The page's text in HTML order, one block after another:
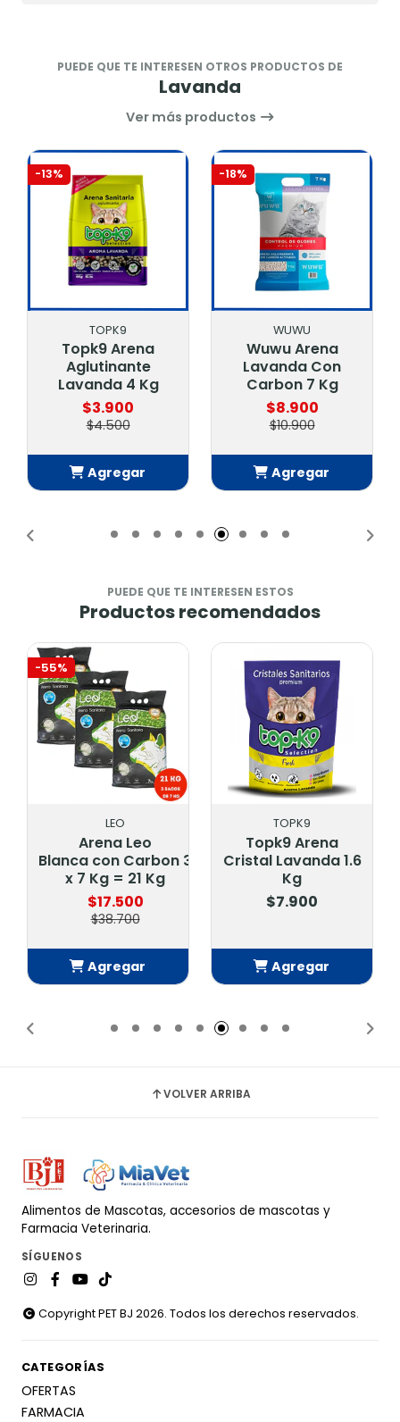
PUEDE QUE TE INTERESEN OTROS PRODUCTOS DE
Lavanda
Ver más productos
-13%
TOPK9
Topk9 Arena
Aglutinante
Lavanda 4 Kg
$3.900
$4.500
Agregar
-18%
WUWU
Wuwu Arena
Lavanda Con
Carbon 7 Kg
$8.900
$10.900
Agregar
PUEDE QUE TE INTERESEN ESTOS
Productos recomendados
-55%
LEO
Arena Leo
Blanca con Carbon 3
x 7 Kg = 21 Kg
$17.500
$38.700
Agregar
TOPK9
Topk9 Arena
Cristal Lavanda 1.6
Kg
$7.900
Agregar
VOLVER ARRIBA
Alimentos de Mascotas, accesorios de mascotas y
Farmacia Veterinaria.
SÍGUENOS
Copyright PET BJ 2026. Todos los derechos reservados.
CATEGORÍAS
OFERTAS
FARMACIA